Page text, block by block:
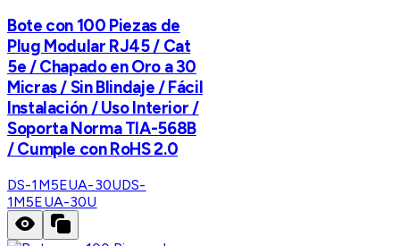
Bote con 100 Piezas de
Plug Modular RJ45 / Cat
5e / Chapado en Oro a 30
Micras / Sin Blindaje / Fácil
Instalación / Uso Interior /
Soporta Norma TIA-568B
/ Cumple con RoHS 2.0
DS-1M5EUA-30UDS-
1M5EUA-30U